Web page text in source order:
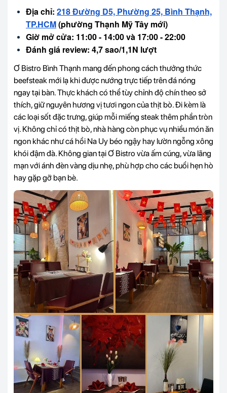
Địa chỉ: 218 Đường D5, Phường 25, Bình Thạnh,
TP.HCM(phường Thạnh Mỹ Tây mới)
Giờ mở cửa: 11:00 - 14:00 và 17:00 - 22:00
Đánh giá review: 4,7 sao/1,1N lượt
Ơ Bistro Bình Thạnh mang đến phong cách thưởng thức
beefsteak mới lạ khi được nướng trực tiếp trên đá nóng
ngay tại bàn. Thực khách có thể tùy chỉnh độ chín theo sở
thích, giữ nguyên hương vị tươi ngon của thịt bò. Đi kèm là
các loại sốt đặc trưng, giúp mỗi miếng steak thêm phần tròn
vị. Không chỉ có thịt bò, nhà hàng còn phục vụ nhiều món ăn
ngon khác như cá hồi Na Uy béo ngậy hay lườn ngỗng xông
khói đậm đà. Không gian tại Ơ Bistro vừa ấm cúng, vừa lãng
mạn với ánh đèn vàng dịu nhẹ, phù hợp cho các buổi hẹn hò
hay gặp gỡ bạn bè.